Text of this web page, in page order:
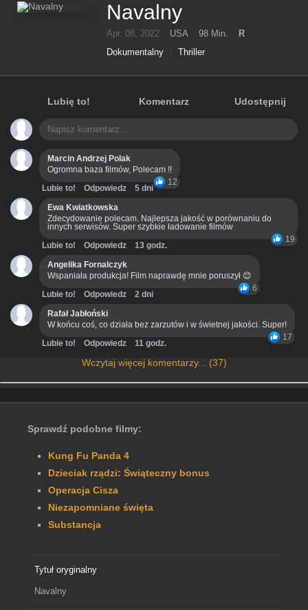
Navalny
Apr. 08, 2022 USA 98 Min.
R
Dokumentalny
Thriller
Lubię to! Komentarz Udostępnij
Marcin Andrzej Polak
Ogromna baza filmów, Polecam !!
12
Lubie to! Odpowiedz
5 dni
Ewa Kwiatkowska
Zdecydowanie polecam. Najlepsza jakość w porównaniu do
innych serwisów. Super szybkie ładowanie filmów
19
Lubie to! Odpowiedz
13 godz.
Angelika Fornalczyk
Wspaniała produkcja! Film naprawdę mnie poruszył 😊
6
Lubie to! Odpowiedz
2 dni
Rafał Jabłoński
W końcu coś, co działa bez zarzutów i w świetnej jakości. Super!
17
Lubie to! Odpowiedz 11 godz.
Wczytaj więcej komentarzy... (37)
Sprawdź podobne filmy:
Kung Fu Panda 4
Dzieciak rządzi: Świąteczny bonus
Operacja Cisza
Niezapomniane święta
Substancja
Tytuł oryginalny
Navalny